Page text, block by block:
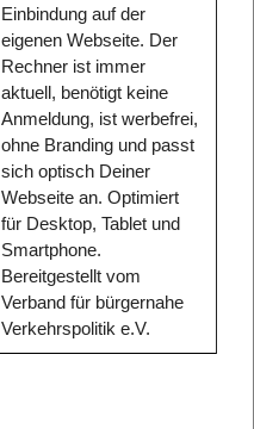
Einbindung auf der
eigenen Webseite. Der
Rechner ist immer
aktuell, benötigt keine
Anmeldung, ist werbefrei,
ohne Branding und passt
sich optisch Deiner
Webseite an. Optimiert
für Desktop, Tablet und
Smartphone.
Bereitgestellt vom
Verband für bürgernahe
Verkehrspolitik e.V.